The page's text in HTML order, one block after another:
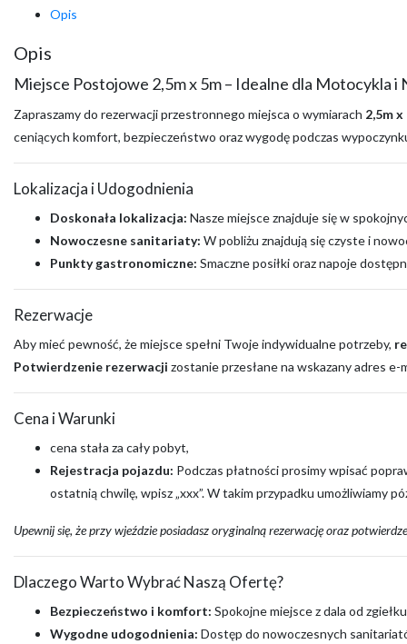
Opis
Opis
Miejsce Postojowe 2,5m x 5m – Idealne dla Motocykla i
Zapraszamy do rezerwacji przestronnego miejsca o wymiarach 2,5m x
ceniących komfort, bezpieczeństwo oraz wygodę podczas
Lokalizacja i Udogodnienia
Doskonała lokalizacja: Nasze miejsce znajduje się w
Nowoczesne sanitariaty: W pobliżu znajdują się czyste i
Punkty gastronomiczne: Smaczne posiłki oraz napoje
Rezerwacje
Aby mieć pewność, że miejsce spełni Twoje indywidualne potrzeby,
Potwierdzenie rezerwacji zostanie przesłane na wskazany adres
Cena i Warunki
cena stała za cały pobyt,
Rejestracja pojazdu: Podczas płatności prosimy wpisać
ostatnią chwilę, wpisz „xxx”. W takim przypadku umożliwiamy
Upewnij się, że przy wjeździe posiadasz oryginalną rezerwację oraz
Dlaczego Warto Wybrać Naszą Ofertę?
Bezpieczeństwo i komfort: Spokojne miejsce z dala od
Wygodne udogodnienia: Dostęp do nowoczesnych